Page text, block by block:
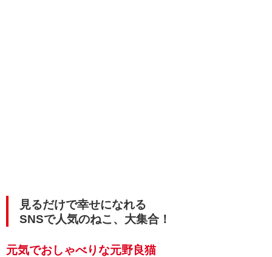
見るだけで幸せになれる
SNSで人気のねこ、大集合！
元気でおしゃべりな元野良猫